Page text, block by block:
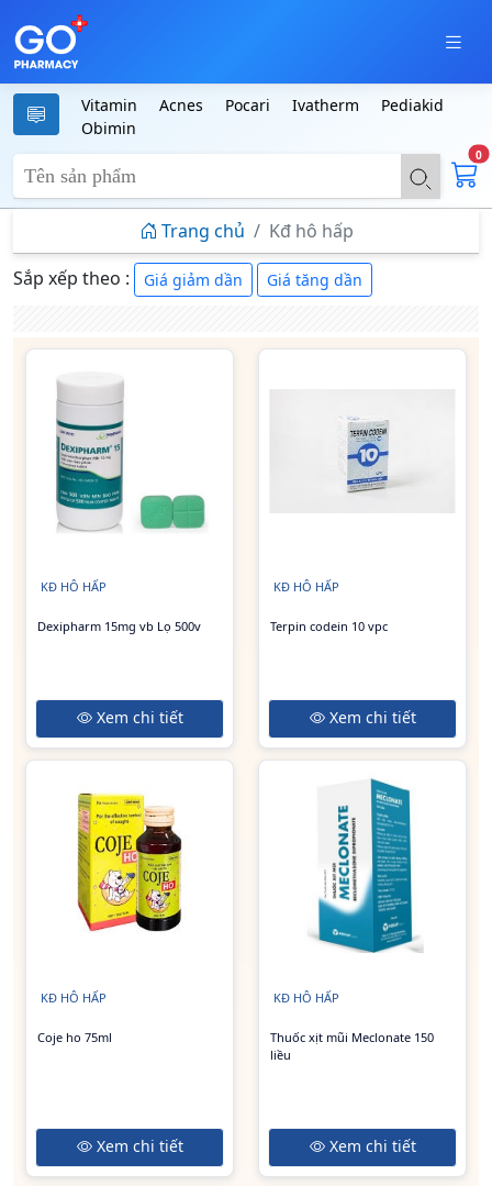
Vitamin Acnes Pocari Ivatherm
Pediakid
Obimin
0
Trang chủ
Kđ hô hấp
Sắp xếp theo :
Giá giảm dần Giá tăng dần
KĐ HÔ HẤP
Dexipharm 15mg vb Lọ 500v
Xem chi tiết
KĐ HÔ HẤP
Terpin codein 10 vpc
Xem chi tiết
KĐ HÔ HẤP
Coje ho 75ml
Xem chi tiết
KĐ HÔ HẤP
Thuốc xịt mũi Meclonate 150
liều
Xem chi tiết